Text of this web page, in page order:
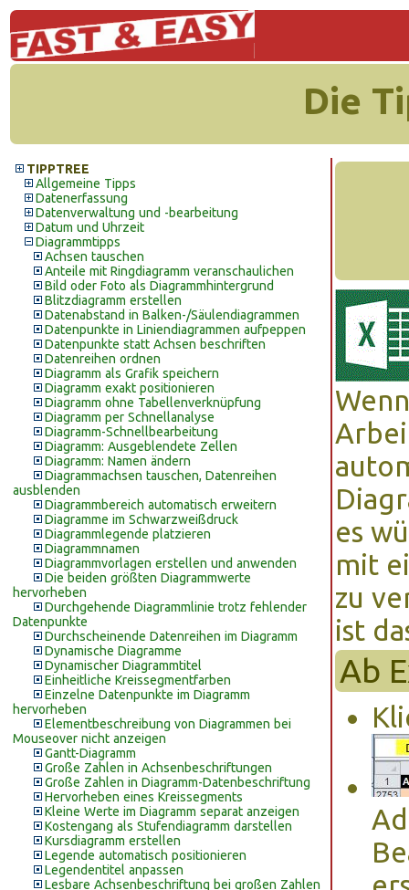
Die
TIPPTREE
Allgemeine Tipps
Datenerfassung
Datenverwaltung und -bearbeitung
Datum und Uhrzeit
Diagrammtipps
Achsen tauschen
Anteile mit Ringdiagramm veranschaulichen
Bild oder Foto als Diagrammhintergrund
Blitzdiagramm erstellen
Datenabstand in Balken-/Säulendiagrammen
Datenpunkte in Liniendiagrammen aufpeppen
Datenpunkte statt Achsen beschriften
Datenreihen ordnen
Diagramm als Grafik speichern
Diagramm exakt positionieren
Diagramm ohne Tabellenverknüpfung
Diagramm per Schnellanalyse
Diagramm-Schnellbearbeitung
Diagramm: Ausgeblendete Zellen
Diagramm: Namen ändern
Diagrammachsen tauschen, Datenreihen
ausblenden
Diagrammbereich automatisch erweitern
Diagramme im Schwarzweißdruck
Diagrammlegende platzieren
Diagrammnamen
Diagrammvorlagen erstellen und anwenden
Die beiden größten Diagrammwerte
hervorheben
Durchgehende Diagrammlinie trotz fehlender
Datenpunkte
Durchscheinende Datenreihen im Diagramm
Dynamische Diagramme
Dynamischer Diagrammtitel
Einheitliche Kreissegmentfarben
Einzelne Datenpunkte im Diagramm
hervorheben
Elementbeschreibung von Diagrammen bei
Mouseover nicht anzeigen
Gantt-Diagramm
Große Zahlen in Achsenbeschriftungen
Große Zahlen in Diagramm-Datenbeschriftung
Hervorheben eines Kreissegments
Kleine Werte im Diagramm separat anzeigen
Kostengang als Stufendiagramm darstellen
Kursdiagramm erstellen
Legende automatisch positionieren
Legendentitel anpassen
Lesbare Achsenbeschriftung bei großen Zahlen
es
mit
zu
ist
Ab